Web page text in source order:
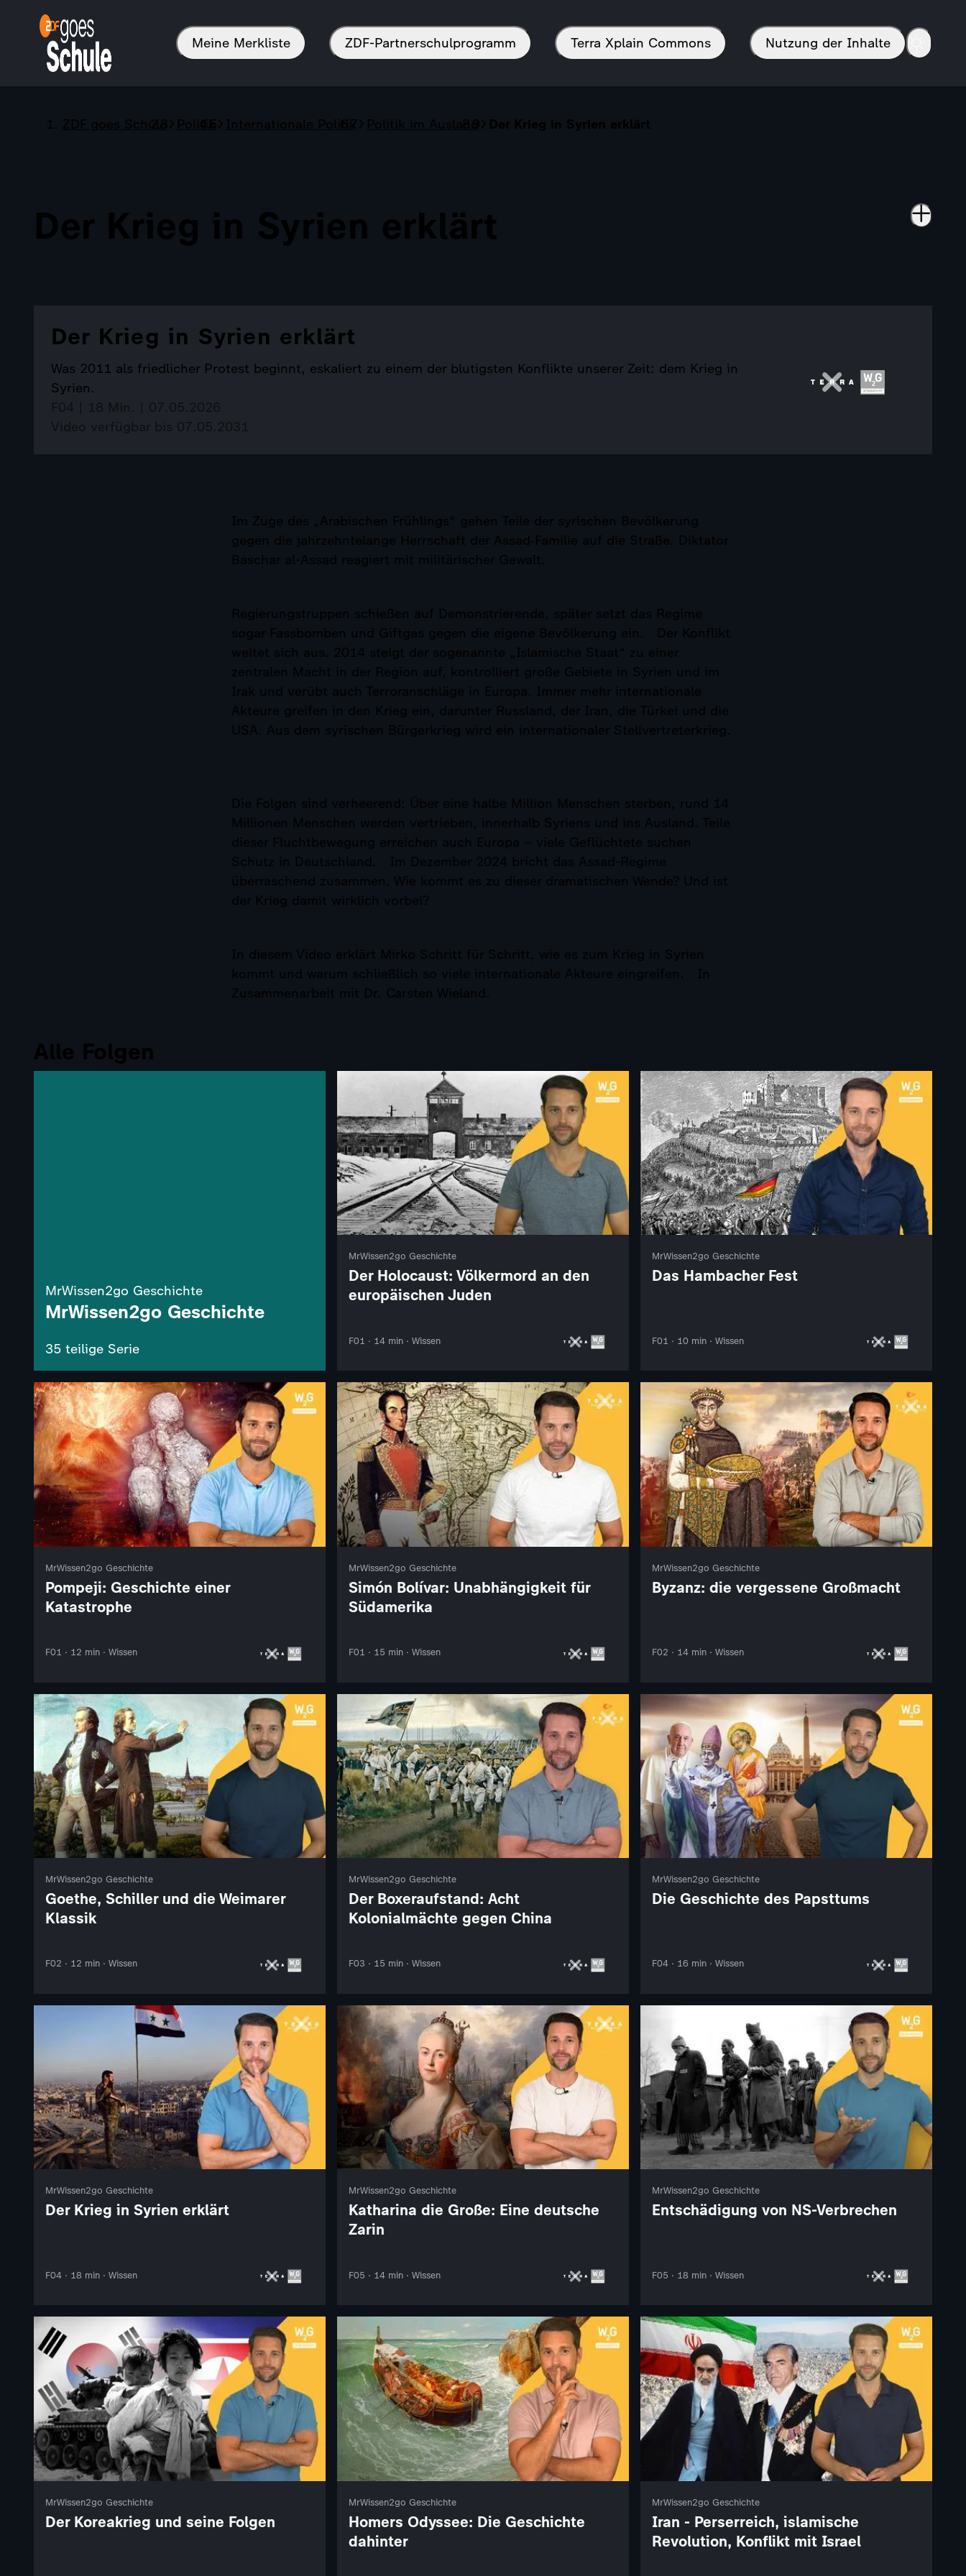
Meine Merkliste ZDF-Partnerschulprogramm Terra Xplain Commons Nutzung der Inhalte
ZDF goes Schule Politik Internationale Politik Politik im Ausland Der Krieg in Syrien erklärt
Der Krieg in Syrien erklärt
Der Krieg in Syrien erklärt
Was 2011 als friedlicher Protest beginnt, eskaliert zu einem der blutigsten Konflikte unserer Zeit: dem Krieg in
Syrien.
F04 | 18 Min. | 07.05.2026
Video verfügbar bis 07.05.2031
Im Zuge des „Arabischen Frühlings“ gehen Teile der syrischen Bevölkerung
gegen die jahrzehntelange Herrschaft der Assad‑Familie auf die Straße. Diktator
Baschar al-Assad reagiert mit militärischer Gewalt.
Regierungstruppen schießen auf Demonstrierende, später setzt das Regime
sogar Fassbomben und Giftgas gegen die eigene Bevölkerung ein. Der Konflikt
weitet sich aus. 2014 steigt der sogenannte „Islamische Staat“ zu einer
zentralen Macht in der Region auf, kontrolliert große Gebiete in Syrien und im
Irak und verübt auch Terroranschläge in Europa. Immer mehr internationale
Akteure greifen in den Krieg ein, darunter Russland, der Iran, die Türkei und die
USA. Aus dem syrischen Bürgerkrieg wird ein internationaler Stellvertreterkrieg.
Die Folgen sind verheerend: Über eine halbe Million Menschen sterben, rund 14
Millionen Menschen werden vertrieben, innerhalb Syriens und ins Ausland. Teile
dieser Fluchtbewegung erreichen auch Europa – viele Geflüchtete suchen
Schutz in Deutschland. Im Dezember 2024 bricht das Assad-Regime
überraschend zusammen. Wie kommt es zu dieser dramatischen Wende? Und ist
der Krieg damit wirklich vorbei?
In diesem Video erklärt Mirko Schritt für Schritt, wie es zum Krieg in Syrien
kommt und warum schließlich so viele internationale Akteure eingreifen. In
Zusammenarbeit mit Dr. Carsten Wieland.
Alle Folgen
MrWissen2go Geschichte
MrWissen2go Geschichte
35 teilige Serie
MrWissen2go Geschichte
Der Holocaust: Völkermord an den
europäischen Juden
F01 · 14 min · Wissen
MrWissen2go Geschichte
Das Hambacher Fest
F01 · 10 min · Wissen
MrWissen2go Geschichte
Pompeji: Geschichte einer
Katastrophe
F01 · 12 min · Wissen
MrWissen2go Geschichte
Simón Bolívar: Unabhängigkeit für
Südamerika
F01 · 15 min · Wissen
MrWissen2go Geschichte
Byzanz: die vergessene Großmacht
F02 · 14 min · Wissen
MrWissen2go Geschichte
Goethe, Schiller und die Weimarer
Klassik
F02 · 12 min · Wissen
MrWissen2go Geschichte
Der Boxeraufstand: Acht
Kolonialmächte gegen China
F03 · 15 min · Wissen
MrWissen2go Geschichte
Die Geschichte des Papsttums
F04 · 16 min · Wissen
MrWissen2go Geschichte
Der Krieg in Syrien erklärt
F04 · 18 min · Wissen
MrWissen2go Geschichte
Katharina die Große: Eine deutsche
Zarin
F05 · 14 min · Wissen
MrWissen2go Geschichte
Entschädigung von NS-Verbrechen
F05 · 18 min · Wissen
MrWissen2go Geschichte
Der Koreakrieg und seine Folgen
MrWissen2go Geschichte
Homers Odyssee: Die Geschichte
dahinter
MrWissen2go Geschichte
Iran - Perserreich, islamische
Revolution, Konflikt mit Israel